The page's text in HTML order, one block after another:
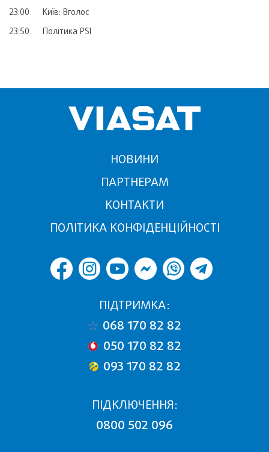
23:00
Київ: Вголос
23:50
Політика PSI
НОВИНИ
ПАРТНЕРАМ
КОНТАКТИ
ПОЛІТИКА КОНФІДЕНЦІЙНОСТІ
ПІДТРИМКА:
068 170 82 82
050 170 82 82
093 170 82 82
ПІДКЛЮЧЕННЯ:
0800 502 096